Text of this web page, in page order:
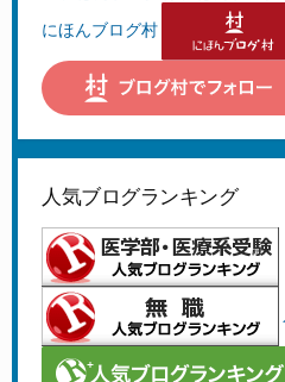
にほんブログ村
人気ブログランキング